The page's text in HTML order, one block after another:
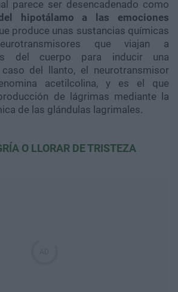
parece ser desencadenado como
hipotálamo a las emociones
produce unas sustancias químicas
que viajan a
del cuerpo para inducir una
del llanto, el neurotransmisor
acetilcolina, y es el que
de lágrimas mediante la
de las glándulas lagrimales.
O LLORAR DE TRISTEZA